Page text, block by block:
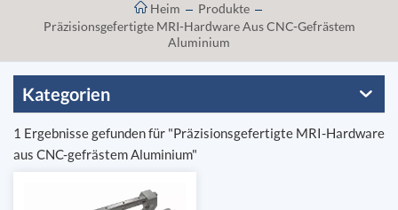
Heim
Produkte
Präzisionsgefertigte MRI-Hardware Aus CNC-Gefrästem
Aluminium
Kategorien
1 Ergebnisse gefunden für "Präzisionsgefertigte MRI-Hardware
aus CNC-gefrästem Aluminium"